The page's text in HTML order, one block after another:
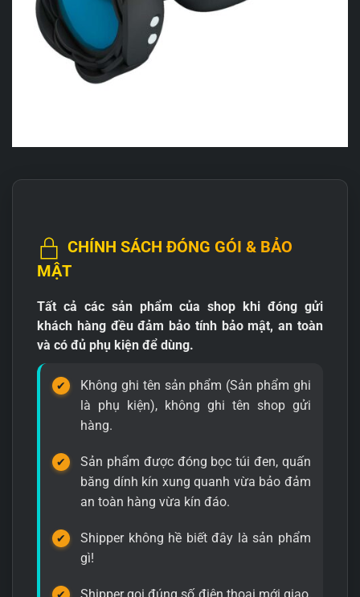
CHÍNH SÁCH ĐÓNG GÓI & BẢO
MẬT
Tất cả các sản phẩm của shop khi đóng gửi
khách hàng đều đảm bảo tính bảo mật, an toàn
và có đủ phụ kiện để dùng.
Không ghi tên sản phẩm (Sản phẩm ghi
là phụ kiện), không ghi tên shop gửi
hàng.
Sản phẩm được đóng bọc túi đen, quấn
băng dính kín xung quanh vừa bảo đảm
an toàn hàng vừa kín đáo.
Shipper không hề biết đây là sản phẩm
gì!